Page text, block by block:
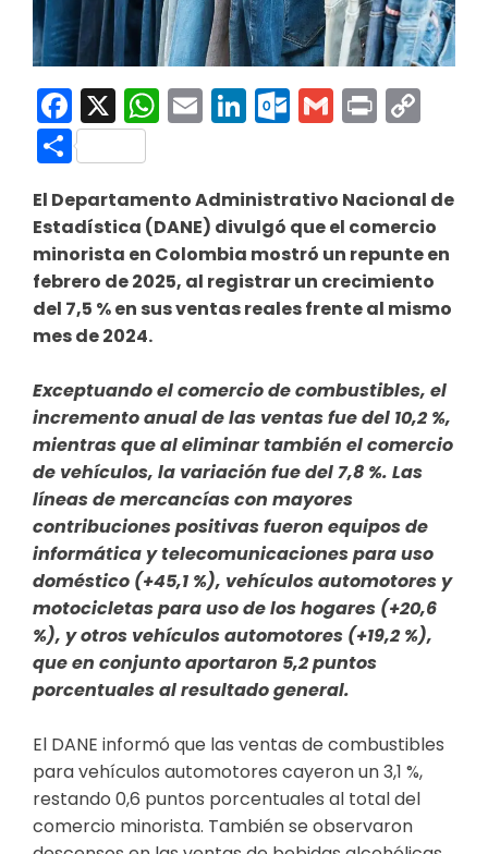
Facebook
X WhatsApp
EmailLinkedInGmail
Print
Compartir
El Departamento Administrativo Nacional de
Estadística (DANE) divulgó que el comercio
minorista en Colombia mostró un repunte en
febrero de 2025, al registrar un crecimiento
del 7,5 % en sus ventas reales frente al mismo
mes de 2024.
Exceptuando el comercio de combustibles, el
incremento anual de las ventas fue del 10,2 %,
mientras que al eliminar también el comercio
de vehículos, la variación fue del 7,8 %. Las
líneas de mercancías con mayores
contribuciones positivas fueron equipos de
informática y telecomunicaciones para uso
doméstico (+45,1 %), vehículos automotores y
motocicletas para uso de los hogares (+20,6
%), y otros vehículos automotores (+19,2 %),
que en conjunto aportaron 5,2 puntos
porcentuales al resultado general.
El DANE informó que las ventas de combustibles
para vehículos automotores cayeron un 3,1 %,
restando 0,6 puntos porcentuales al total del
comercio minorista. También se observaron